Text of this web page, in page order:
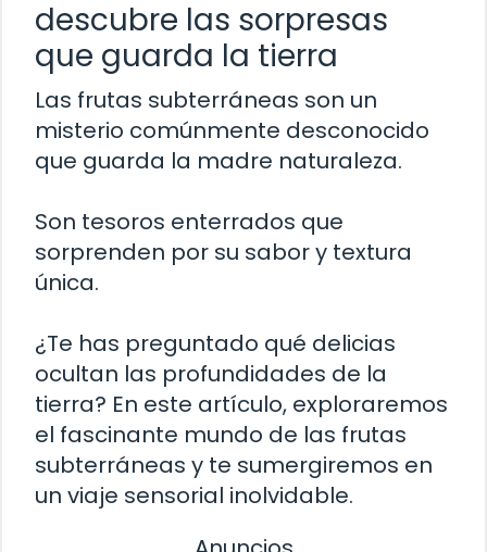
descubre las sorpresas
que guarda la tierra
Las frutas subterráneas son un
misterio comúnmente desconocido
que guarda la madre naturaleza.
Son tesoros enterrados que
sorprenden por su sabor y textura
única.
¿Te has preguntado qué delicias
ocultan las profundidades de la
tierra? En este artículo, exploraremos
el fascinante mundo de las frutas
subterráneas y te sumergiremos en
un viaje sensorial inolvidable.